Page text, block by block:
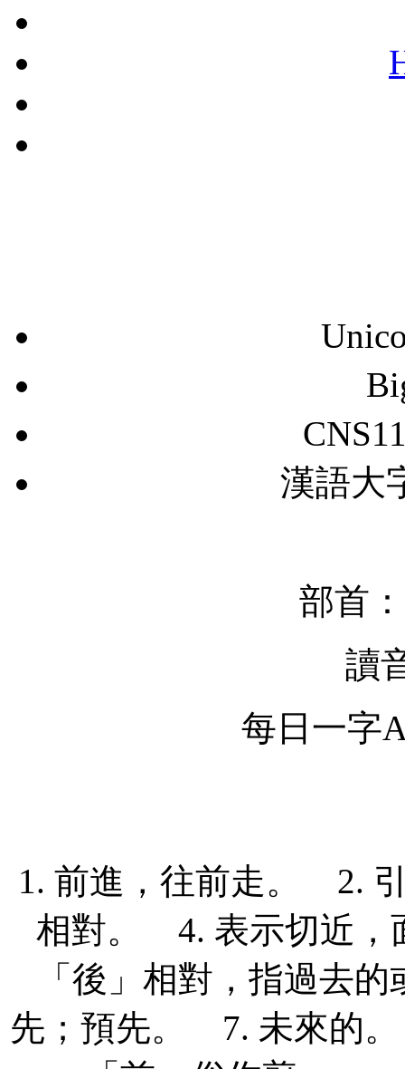
漢語大
部首：
讀
每日一字
1. 前進，往前走。 2.
相對。 4. 表示切近，
「後」相對，指過去
先；預先。 7. 未來的